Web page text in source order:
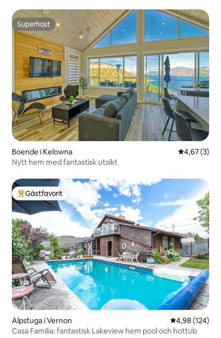
Superhost
Superhost
Boende i Kelowna 4,67 av 5 i
4,67 (3)
Nytt hem med fantastisk utsikt
Populär gästfavorit
Gästfavorit
Alpstuga i Vernon 4,98 av 5 i
4,98 (124)
Casa Familia: fantastisk Lakeview hem pool och hottub